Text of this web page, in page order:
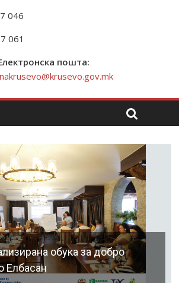
046
061
пошта:
обука за добро
Елбасан